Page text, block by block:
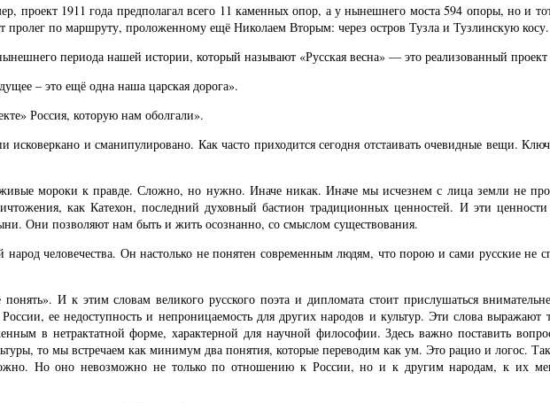
проект 1911 года предполагал всего 11 каменных опор, а у нынешнего моста 594 опоры, но и
по маршруту, проложенному ещё Николаем Вторым: через остров Тузла и Тузлинскую косу.
периода нашей истории, который называют «Русская весна» — это реализованный проект
– это ещё одна наша царская дорога».
Россия, которую нам оболгали».
исковеркано и сманипулировано. Как часто приходится сегодня отстаивать очевидные вещи.
мороки к правде. Сложно, но нужно. Иначе никак. Иначе мы исчезнем с лица земли не
как Катехон, последний духовный бастион традиционных ценностей. И эти
Они позволяют нам быть и жить осознанно, со смыслом существования.
народ человечества. Он настолько не понятен современным людям, что порою и сами русские
И к этим словам великого русского поэта и дипломата стоит прислушаться
ее недоступность и непроницаемость для других народов и культур. Эти слова выражают
в нетрактатной форме, характерной для научной философии. Здесь важно поставить
то мы встречаем как минимум два понятия, которые переводим как ум. Это рацио и логос.
Но оно невозможно не только по отношению к России, но и к другим народам, к их